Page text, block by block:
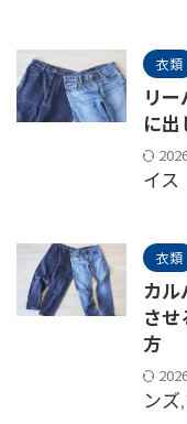
衣類
リ
に
イス
衣類
カ
さ
方
ンズ,